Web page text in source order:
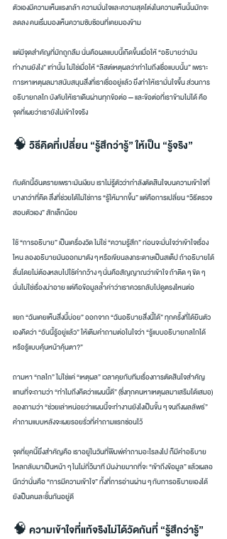
ตัวเองมีความเห็นแรงกล้า ความมั่นใจและความสุดโต่งในความเห็นนั้นมักจะ
ลดลง คนเริ่มมองเห็นความซับซ้อนที่เคยมองข้าม
แต่มีจุดสำคัญที่มักถูกลืม นั่นคือผลแบบนี้เกิดขึ้นเมื่อให้ “อธิบายว่ามัน
ทำงานยังไง” เท่านั้น ไม่ใช่เมื่อให้ “ลิสต์เหตุผลว่าทำไมถึงเชื่อแบบนั้น” เพราะ
การหาเหตุผลมาสนับสนุนสิ่งที่เราเชื่ออยู่แล้ว ยิ่งทำให้เรามั่นใจขึ้น ส่วนการ
อธิบายกลไก บังคับให้เราเดินผ่านทุกข้อต่อ — และข้อต่อที่เราข้ามไม่ได้ คือ
จุดที่เผยว่าเรายังไม่เข้าใจจริง
🧠 วิธีคิดที่เปลี่ยน “รู้สึกว่ารู้” ให้เป็น “รู้จริง”
กับดักนี้อันตรายเพราะมันเงียบ เราไม่รู้ตัวว่ากำลังตัดสินใจบนความเข้าใจที่
บางกว่าที่คิด สิ่งที่ช่วยได้ไม่ใช่การ “รู้ให้มากขึ้น” แต่คือการเปลี่ยน “วิธีตรวจ
สอบตัวเอง” สักเล็กน้อย
ใช้ “การอธิบาย” เป็นเครื่องวัด ไม่ใช่ “ความรู้สึก” ก่อนจะมั่นใจว่าเข้าใจเรื่อง
ไหน ลองอธิบายมันออกมาดัง ๆ หรือเขียนลงกระดาษเป็นสเต็ป ถ้าอธิบายได้
ลื่นโดยไม่ต้องหลบไปใช้คำกว้าง ๆ นั่นคือสัญญาณว่าเข้าใจ ถ้าติด ๆ ขัด ๆ
นั่นไม่ใช่เรื่องน่าอาย แต่คือข้อมูลล้ำค่าว่าเราควรกลับไปดูตรงไหนต่อ
แยก “ฉันเคยเห็นสิ่งนี้บ่อย” ออกจาก “ฉันอธิบายสิ่งนี้ได้” ทุกครั้งที่ได้ยินตัว
เองคิดว่า “อันนี้รู้อยู่แล้ว” ให้เติมคำถามต่อในใจว่า “รู้แบบอธิบายกลไกได้
หรือรู้แบบคุ้นหน้าคุ้นตา?”
ถามหา “กลไก” ไม่ใช่แค่ “เหตุผล” เวลาคุยกับทีมเรื่องการตัดสินใจสำคัญ
แทนที่จะถามว่า “ทำไมถึงคิดว่าแผนนี้ดี” (ซึ่งทุกคนหาเหตุผลมาเสริมได้เสมอ)
ลองถามว่า “ช่วยเล่าหน่อยว่าแผนนี้จะทำงานยังไงเป็นขั้น ๆ จนถึงผลลัพธ์”
คำถามแบบหลังจะเผยรอยรั่วที่คำถามแรกซ่อนไว้
จุดที่ยุคนี้ยิ่งสำคัญคือ เราอยู่ในวันที่พิมพ์คำถามอะไรลงไป ก็มีคำอธิบาย
ไหลกลับมาเป็นหน้า ๆ ในไม่กี่วินาที มันง่ายมากที่จะ “เข้าถึงข้อมูล” แล้วเผลอ
นึกว่านั่นคือ “การมีความเข้าใจ” ทั้งที่การอ่านผ่าน ๆ กับการอธิบายเองได้
ยังเป็นคนละชั้นกันอยู่ดี
🧠 ความเข้าใจที่แท้จริงไม่ได้วัดกันที่ “รู้สึกว่ารู้”